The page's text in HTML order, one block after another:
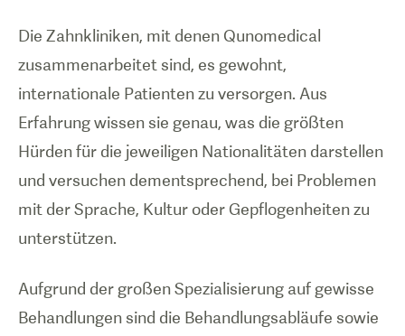
Die Zahnkliniken, mit denen Qunomedical
zusammenarbeitet sind, es gewohnt,
internationale Patienten zu versorgen. Aus
Erfahrung wissen sie genau, was die größten
Hürden für die jeweiligen Nationalitäten darstellen
und versuchen dementsprechend, bei Problemen
mit der Sprache, Kultur oder Gepflogenheiten zu
unterstützen.
Aufgrund der großen Spezialisierung auf gewisse
Behandlungen sind die Behandlungsabläufe sowie